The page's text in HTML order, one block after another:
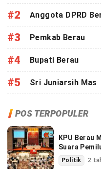
#2 Anggota DPRD
#3 Pemkab Berau
#4 Bupati Berau
#5 Sri Juniarsih Mas
POS TERPOPULER
KPU Berau
Suara
Politik 2